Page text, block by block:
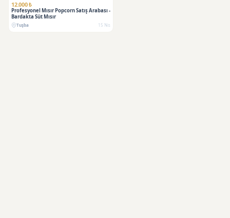
12.000 ₺
Profesyonel Mısır Popcorn Satış Arabası -
Bardakta Süt Mısır
Tuşba 15 Nis